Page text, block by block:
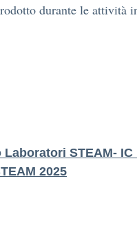
durante le attività
Laboratori STEAM-
2025